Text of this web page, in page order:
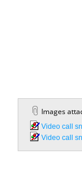
Images
Video call
Video call